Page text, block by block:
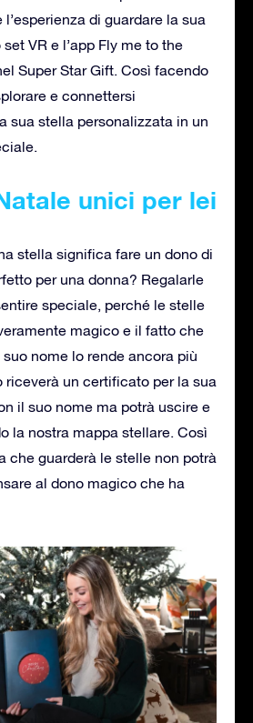
di guardare la sua
VR e l’app Fly me to the
Super Star Gift. Così facendo
e connettersi
sua stella personalizzata in un
unici per lei
stella significa fare un dono di
per una donna? Regalarle
speciale, perché le stelle
magico e il fatto che
nome lo rende ancora più
riceverà un certificato per la sua
il suo nome ma potrà uscire e
la nostra mappa stellare. Così
che guarderà le stelle non potrà
al dono magico che ha